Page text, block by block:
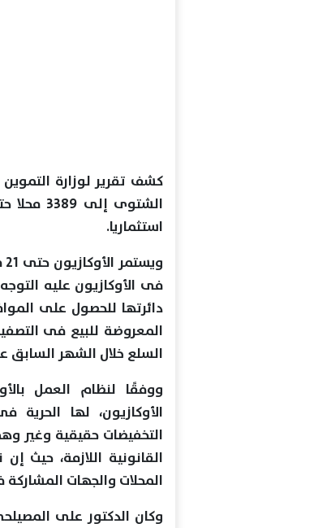
كشف تقرير لوزارة التموين
استثماريا.
فى الأوكازيون عليه
دائرتها للحصول على
المعروضة للبيع فى
السلع خلال الشهر السابق
الأوكازيون، لها
التخفيضات حقيقية وغير
القانونية اللازمة، حيث
المحلات والجهات
وكان الدكتور على